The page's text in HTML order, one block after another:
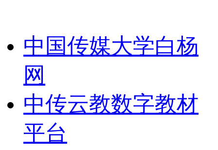
中国传媒大学白杨
网
中传云教数字教材
平台